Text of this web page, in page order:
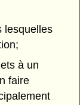
lesquelles
à un
faire